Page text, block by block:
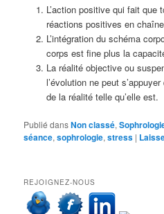
L’action positive qui fait
réactions positives en
L’intégration du schéma
corps est fine plus la
La réalité objective ou
l’évolution ne peut
de la réalité telle qu’elle est.
Publié dansNon classé,
séance,sophrologie,stress |
REJOIGNEZ-NOUS